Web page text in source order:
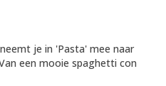
je in 'Pasta' mee naar
een mooie spaghetti con